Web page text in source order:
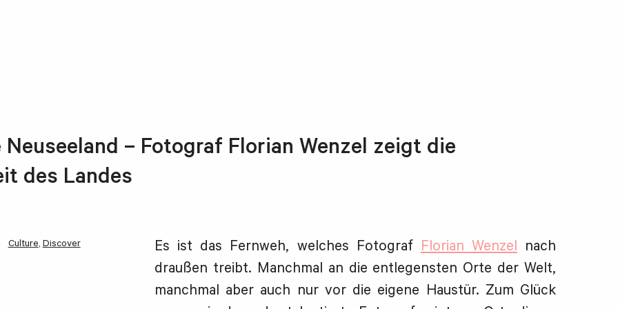
Neuseeland – Fotograf Florian Wenzel zeigt die
des Landes
Culture, Discover Es ist das Fernweh, welches FotografFlorian Wenzelnach
draußen treibt. Manchmal an die entlegensten Orte der Welt,
manchmal aber auch nur vor die eigene Haustür. Zum Glück